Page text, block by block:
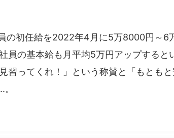
の初任給を2022年4月に5万8000円～6
員の基本給も月平均5万円アップすると
習ってくれ！」という称賛と「もとも